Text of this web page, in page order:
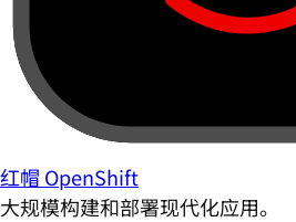
红帽 OpenShift
大规模构建和部署现代化应用。